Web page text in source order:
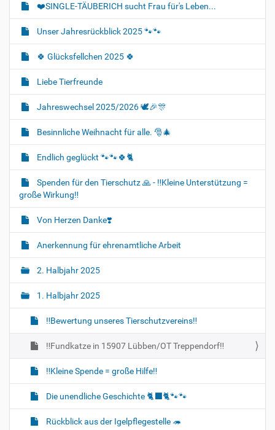
❤️SINGLE-TÄUBERICH sucht Frau für's Leben...
Unser Jahresrückblick 2025 🐾🐾
🍀 Glücksfellchen 2025 🍀
Liebe Tierfreunde
Jahreswechsel 2025/2026 🕊🎉🎊
Besinnliche Weihnacht für alle. 🎅🎄
Endlich geglückt 🐾🐾🍀🐈‍
Spenden für den Tierschutz 🙏 - ‼️Kleine Unterstützung =
große Wirkung‼️
Von Herzen Danke❣️
Anerkennung für ehrenamtliche Arbeit
2. Halbjahr 2025
1. Halbjahr 2025
‼Bewertung unseres Tierschutzvereins‼
‼️Fundkatze in 15907 Lübben/OT Treppendorf‼️
‼️Kleine Spende = große Hilfe‼️
Die unendliche Geschichte 🐈‍⬛🐈🐾🐾
Rückblick aus der Igelpflegestelle 🦔